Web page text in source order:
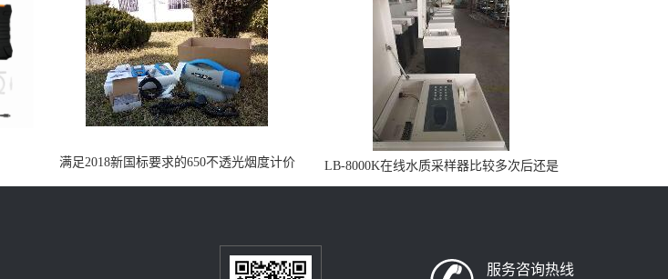
满足2018新国标要求的650不透光烟度计价
格
LB-8000K在线水质采样器比较多次后还是
选它
服务咨询热线